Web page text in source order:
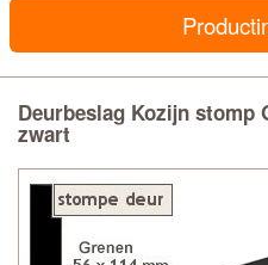
Deurbeslag Kozijn stomp
zwart